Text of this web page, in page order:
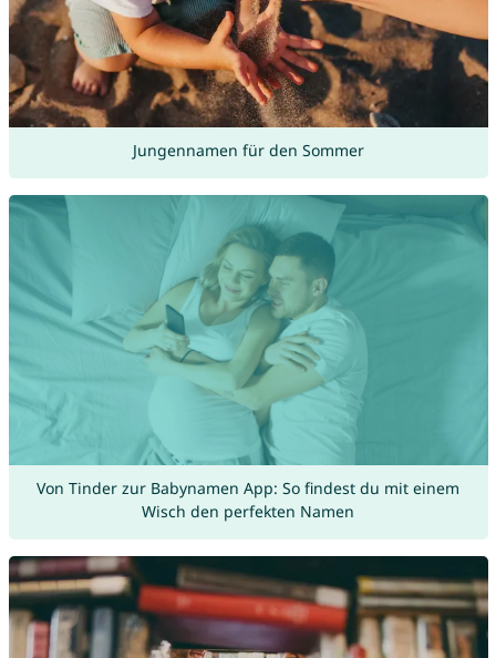
Jungennamen für den Sommer
Von Tinder zur Babynamen App: So findest du mit einem
Wisch den perfekten Namen